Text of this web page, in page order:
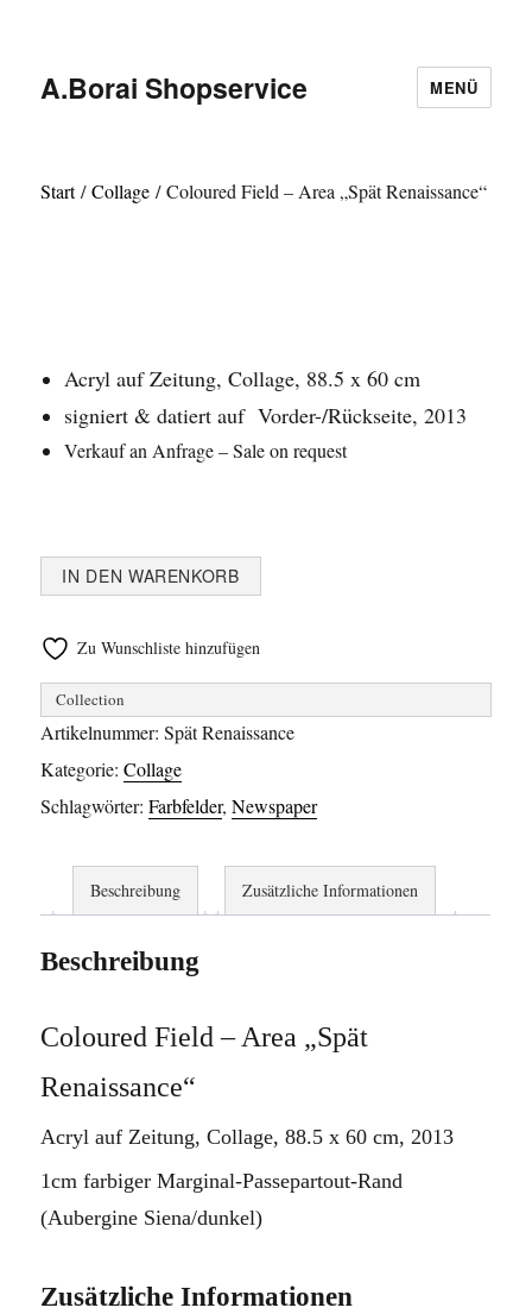
A.Borai Shopservice MENÜ
Start/Collage / Coloured Field – Area „Spät Renaissance“
Acryl auf Zeitung, Collage, 88.5 x 60 cm
signiert & datiert auf Vorder-/Rückseite, 2013
Verkauf an Anfrage – Sale on request
Coloured
Field
-
"Spät
Renaissance"
Menge
IN DEN WARENKORB
Zu Wunschliste hinzufügen
Collection
Artikelnummer:Spät Renaissance
Kategorie:Collage
Schlagwörter:Farbfelder,Newspaper
Beschreibung Zusätzliche Informationen
Beschreibung
Coloured Field – Area „Spät
Renaissance“
Acryl auf Zeitung, Collage, 88.5 x 60 cm, 2013
1cm farbiger Marginal-Passepartout-Rand
(Aubergine Siena/dunkel)
Zusätzliche Informationen